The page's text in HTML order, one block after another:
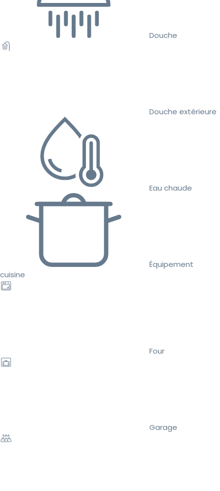
Douche
Douche extérieure
Eau chaude
Équipement
cuisine
Four
Garage